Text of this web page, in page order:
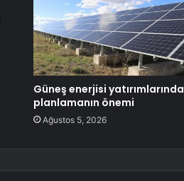
Güneş enerjisi yatırımlarında
planlamanın önemi
Ağustos 5, 2026